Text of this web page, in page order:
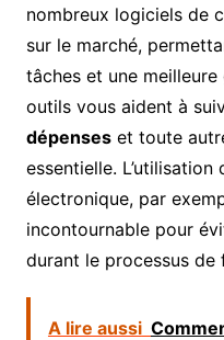
nombreux logiciels de
sur le marché,
tâches et une
outils vous aident à
dépenseset toute
essentielle.
électronique, par
incontournable pour
durant le processus de
A lire aussi